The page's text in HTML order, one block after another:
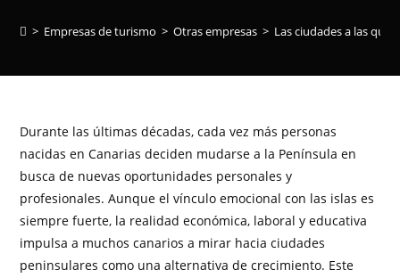
> Empresas de turismo > Otras empresas > Las ciudades a las que
Durante las últimas décadas, cada vez más personas
nacidas en Canarias deciden mudarse a la Península en
busca de nuevas oportunidades personales y
profesionales. Aunque el vínculo emocional con las islas es
siempre fuerte, la realidad económica, laboral y educativa
impulsa a muchos canarios a mirar hacia ciudades
peninsulares como una alternativa de crecimiento. Este